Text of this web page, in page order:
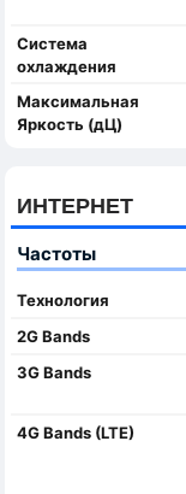
Система
охлаждения
Максимальная
Яркость (дЦ)
ИНТЕРНЕТ
Частоты
Технология
2G Bands
3G Bands
4G Bands (LTE)